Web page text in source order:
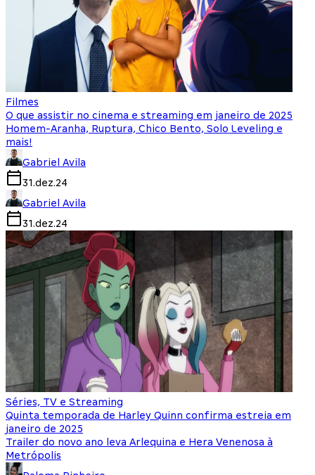
Filmes
O que assistir no cinema e streaming em janeiro de 2025
Homem-Aranha, Ruptura, Chico Bento, Solo Leveling e
mais!
Gabriel Avila
31.dez.24
Gabriel Avila
31.dez.24
Séries, TV e Streaming
Quinta temporada de Harley Quinn confirma estreia em
janeiro de 2025
Trailer do novo ano leva Arlequina e Hera Venenosa à
Metrópolis